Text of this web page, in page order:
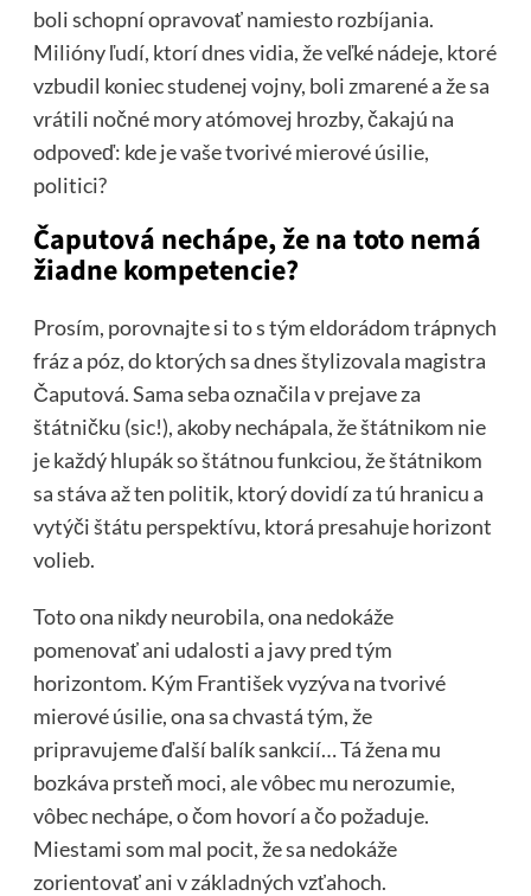
boli schopní opravovať namiesto rozbíjania.
Milióny ľudí, ktorí dnes vidia, že veľké nádeje, ktoré
vzbudil koniec studenej vojny, boli zmarené a že sa
vrátili nočné mory atómovej hrozby, čakajú na
odpoveď: kde je vaše tvorivé mierové úsilie,
politici?
Čaputová nechápe, že na toto nemá
žiadne kompetencie?
Prosím, porovnajte si to s tým eldorádom trápnych
fráz a póz, do ktorých sa dnes štylizovala magistra
Čaputová. Sama seba označila v prejave za
štátničku (sic!), akoby nechápala, že štátnikom nie
je každý hlupák so štátnou funkciou, že štátnikom
sa stáva až ten politik, ktorý dovidí za tú hranicu a
vytýči štátu perspektívu, ktorá presahuje horizont
volieb.
Toto ona nikdy neurobila, ona nedokáže
pomenovať ani udalosti a javy pred tým
horizontom. Kým František vyzýva na tvorivé
mierové úsilie, ona sa chvastá tým, že
pripravujeme ďalší balík sankcií… Tá žena mu
bozkáva prsteň moci, ale vôbec mu nerozumie,
vôbec nechápe, o čom hovorí a čo požaduje.
Miestami som mal pocit, že sa nedokáže
zorientovať ani v základných vzťahoch.